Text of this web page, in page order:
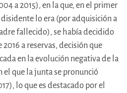
a 2015), en la que, en el primer
disidente lo era (por adquisición a
fallecido), se había decidido
a reservas, decisión que
en la evolución negativa de la
el que la junta se pronunció
lo que es destacado por el